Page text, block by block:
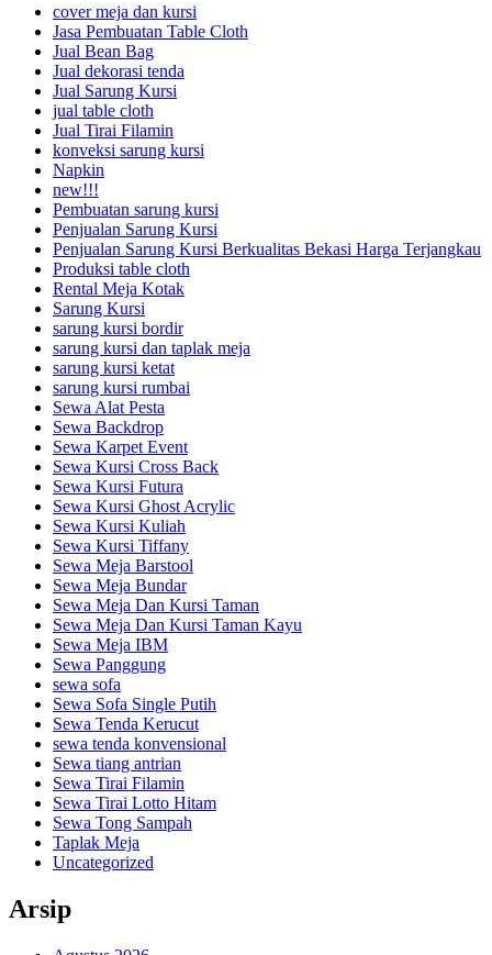
cover meja dan kursi
Jasa Pembuatan Table Cloth
Jual Bean Bag
Jual dekorasi tenda
Jual Sarung Kursi
jual table cloth
Jual Tirai Filamin
konveksi sarung kursi
Napkin
new!!!
Pembuatan sarung kursi
Penjualan Sarung Kursi
Penjualan Sarung Kursi Berkualitas Bekasi Harga Terjangkau
Produksi table cloth
Rental Meja Kotak
Sarung Kursi
sarung kursi bordir
sarung kursi dan taplak meja
sarung kursi ketat
sarung kursi rumbai
Sewa Alat Pesta
Sewa Backdrop
Sewa Karpet Event
Sewa Kursi Cross Back
Sewa Kursi Futura
Sewa Kursi Ghost Acrylic
Sewa Kursi Kuliah
Sewa Kursi Tiffany
Sewa Meja Barstool
Sewa Meja Bundar
Sewa Meja Dan Kursi Taman
Sewa Meja Dan Kursi Taman Kayu
Sewa Meja IBM
Sewa Panggung
sewa sofa
Sewa Sofa Single Putih
Sewa Tenda Kerucut
sewa tenda konvensional
Sewa tiang antrian
Sewa Tirai Filamin
Sewa Tirai Lotto Hitam
Sewa Tong Sampah
Taplak Meja
Uncategorized
Arsip